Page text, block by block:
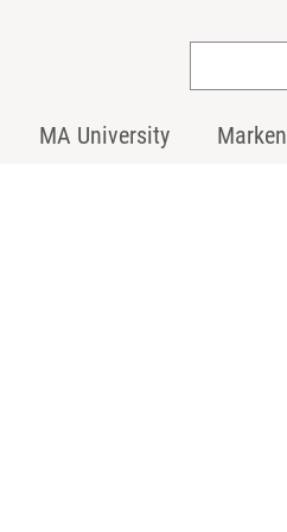
MA University Marken